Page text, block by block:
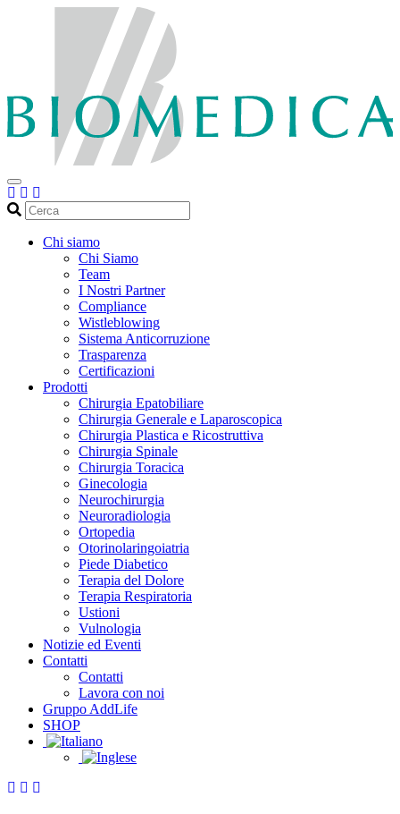
Cerca
Chi siamo
Chi Siamo
Team
I Nostri Partner
Compliance
Wistleblowing
Sistema Anticorruzione
Trasparenza
Certificazioni
Prodotti
Chirurgia Epatobiliare
Chirurgia Generale e Laparoscopica
Chirurgia Plastica e Ricostruttiva
Chirurgia Spinale
Chirurgia Toracica
Ginecologia
Neurochirurgia
Neuroradiologia
Ortopedia
Otorinolaringoiatria
Piede Diabetico
Terapia del Dolore
Terapia Respiratoria
Ustioni
Vulnologia
Notizie ed Eventi
Contatti
Contatti
Lavora con noi
Gruppo AddLife
SHOP